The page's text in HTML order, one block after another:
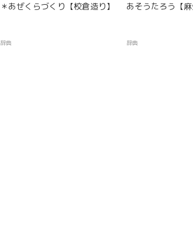
＊あぜくらづくり【校倉造り】
辞典
あそうたろう【麻
辞典